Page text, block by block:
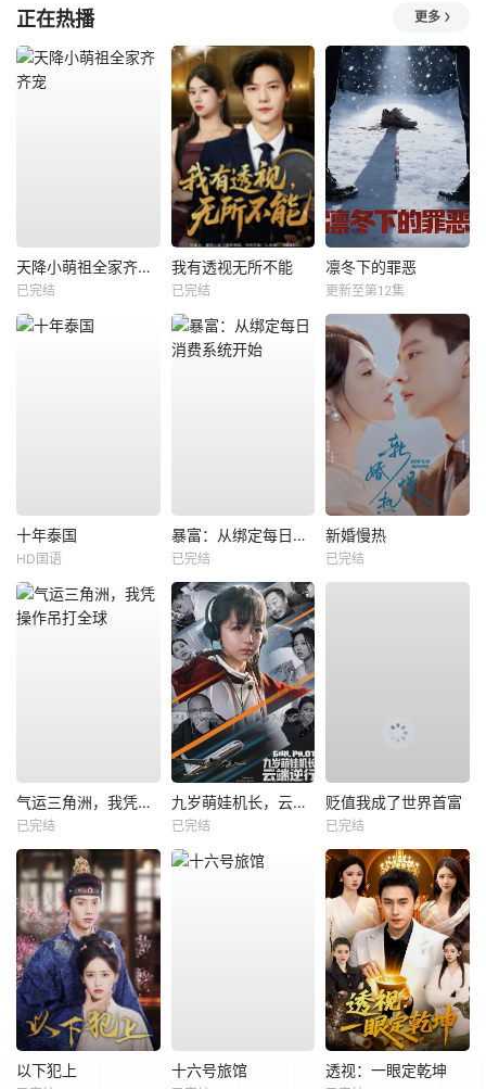
正在热播 更多
天降小萌祖全家齐齐宠
已完结
我有透视无所不能
已完结
凛冬下的罪恶
更新至第12集
十年泰国
HD国语
暴富：从绑定每日消费系统开始
已完结
新婚慢热
已完结
气运三角洲，我凭操作吊打全球
已完结
九岁萌娃机长，云端逆行
已完结
贬值我成了世界首富
已完结
以下犯上 十六号旅馆 透视：一眼定乾坤